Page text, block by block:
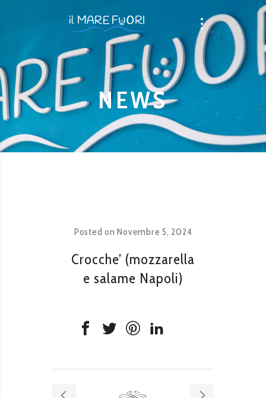
NEWS
Posted onNovembre 5, 2024
Crocche’ (mozzarella
e salame Napoli)